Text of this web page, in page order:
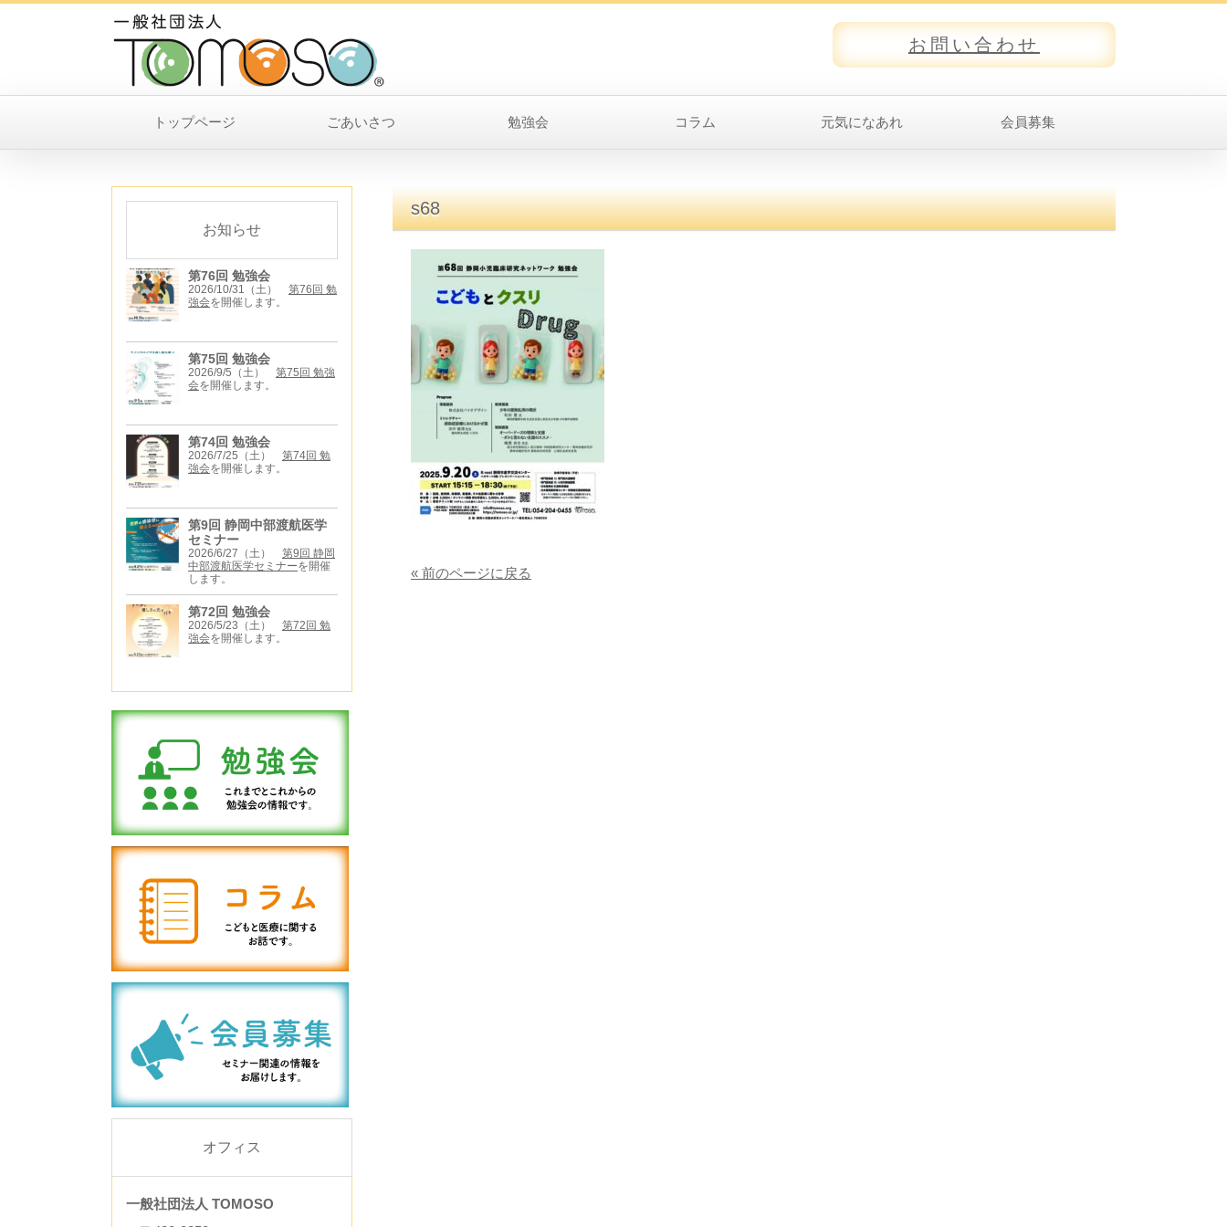
お問い合わせ
トップページ ごあいさつ 勉強会 コラム 元気になあれ 会員募集
s68
« 前のページに戻る
お知らせ
第76回 勉強会
2026/10/31（土） 第76回 勉
強会を開催します。
第75回 勉強会
2026/9/5（土） 第75回 勉強
会を開催します。
第74回 勉強会
2026/7/25（土） 第74回 勉
強会を開催します。
第9回 静岡中部渡航医学
セミナー
2026/6/27（土） 第9回 静岡
中部渡航医学セミナーを開催
します。
第72回 勉強会
2026/5/23（土） 第72回 勉
強会を開催します。
オフィス
一般社団法人 TOMOSO